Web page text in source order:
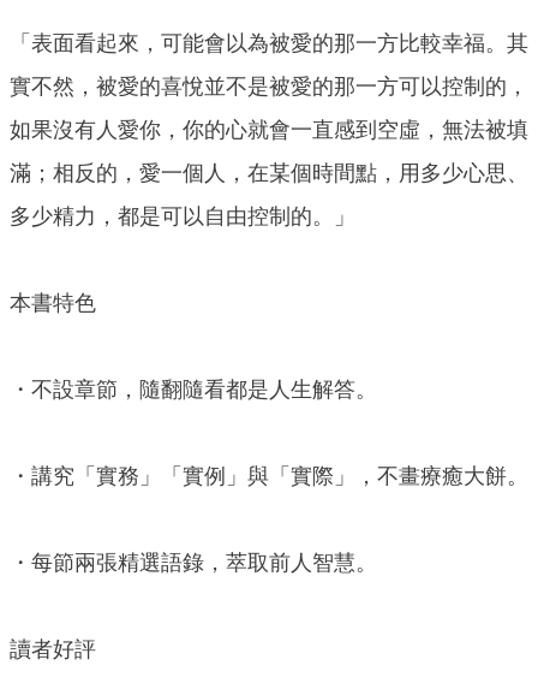
「表面看起來，可能會以為被愛的那一方比較幸福。其
實不然，被愛的喜悅並不是被愛的那一方可以控制的，
如果沒有人愛你，你的心就會一直感到空虛，無法被填
滿；相反的，愛一個人，在某個時間點，用多少心思、
多少精力，都是可以自由控制的。」
本書特色
・不設章節，隨翻隨看都是人生解答。
・講究「實務」「實例」與「實際」，不畫療癒大餅。
・每節兩張精選語錄，萃取前人智慧。
讀者好評